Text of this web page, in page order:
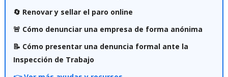
🔄 Renovar y sellar el paro online
🚨 Cómo denunciar una empresa de forma anónima
📝 Cómo presentar una denuncia formal ante la
Inspección de Trabajo